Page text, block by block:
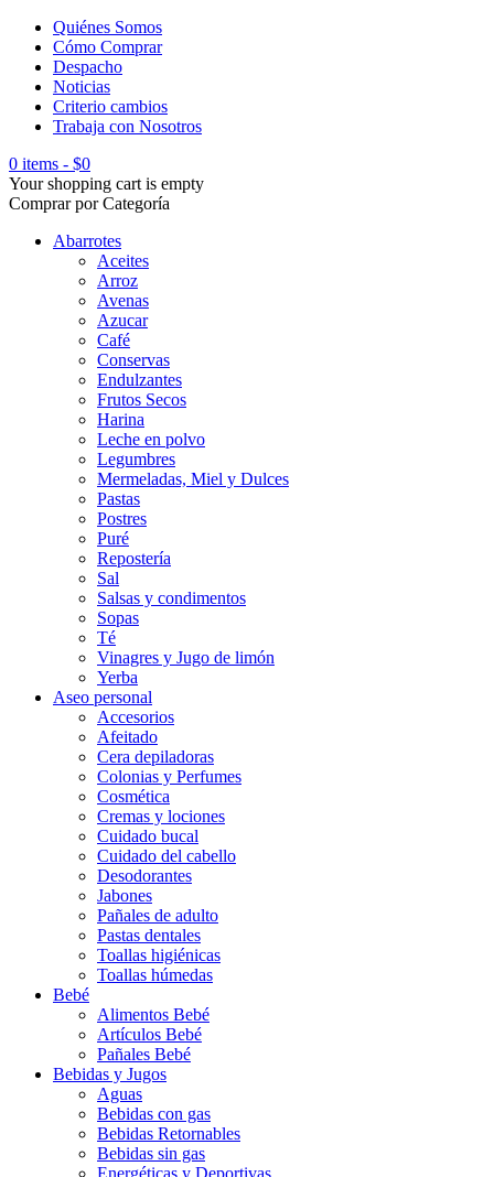
Quiénes Somos
Cómo Comprar
Despacho
Noticias
Criterio cambios
Trabaja con Nosotros
0 items - $0
Your shopping cart is empty
Comprar por Categoría
Abarrotes
Aceites
Arroz
Avenas
Azucar
Café
Conservas
Endulzantes
Frutos Secos
Harina
Leche en polvo
Legumbres
Mermeladas, Miel y Dulces
Pastas
Postres
Puré
Repostería
Sal
Salsas y condimentos
Sopas
Té
Vinagres y Jugo de limón
Yerba
Aseo personal
Accesorios
Afeitado
Cera depiladoras
Colonias y Perfumes
Cosmética
Cremas y lociones
Cuidado bucal
Cuidado del cabello
Desodorantes
Jabones
Pañales de adulto
Pastas dentales
Toallas higiénicas
Toallas húmedas
Bebé
Alimentos Bebé
Artículos Bebé
Pañales Bebé
Bebidas y Jugos
Aguas
Bebidas con gas
Bebidas Retornables
Bebidas sin gas
Energéticas y Deportivas